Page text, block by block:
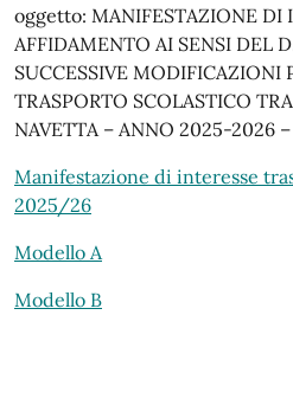
oggetto: MANIFESTAZIONE DI
AFFIDAMENTO AI SENSI DEL
SUCCESSIVE MODIFICAZIONI
TRASPORTO SCOLASTICO
NAVETTA – ANNO 2025-2026
Manifestazione di interesse
2025/26
Modello A
Modello B